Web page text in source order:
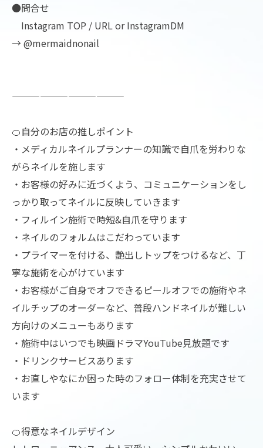
●問合せ
Instagram TOP / URL or InstagramDM
→ @mermaidnonail
————————————
🍊自分のお店の推しポイント
・メディカルネイルプランナーの知識で自爪を労わりな
がらネイルを施します
・お客様の好みに近づくよう、コミュニケーションをし
っかり取ってネイルに反映していきます
・フィルイン施術で時短&自爪を守ります
・ネイルのフォルムはこだわっています
・プライマーを付ける、艶出しトップをつけるなど、丁
寧な施術を心がけています
・お客様がご自身でオフできるピールオフでの施術やネ
イルチップのオーダーなど、普段ハンドネイルが難しい
方向けのメニューもあります
・施術中はいつでも映画ドラマYouTube見放題です
・ドリンクサービスあります
・お直しやなにか困った時のフォロー体制を充実させて
います
🍊得意なネイルデザイン